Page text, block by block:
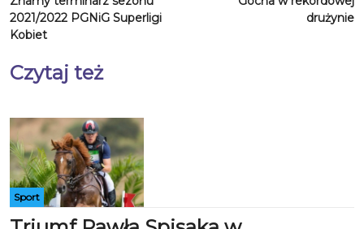
2021/2022 PGNiG Superligi
Kobiet
drużynie
Czytaj też
Sport